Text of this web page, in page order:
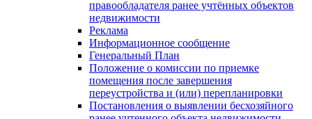
правообладателя ранее учтённых объектов
недвижимости
Реклама
Информационное сообщение
Генеральный План
Положение о комиссии по приемке
помещения после завершения
переустройства и (или) перепланировки
Постановления о выявлении бесхозяйного